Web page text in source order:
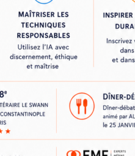
référencer
Référencement : rédaction
Référencement et
l'accessibilité vont si bien
Référencement et réseaux
comportementaux
Les réseaux sociaux, leurs
Comprendre les éléments
post LinkedIn